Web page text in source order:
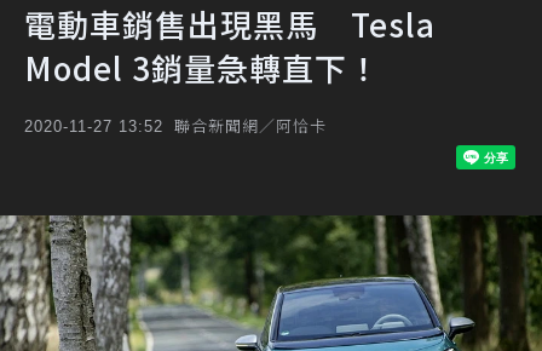
電動車銷售出現黑馬 Tesla
Model 3銷量急轉直下！
2020-11-27 13:52 聯合新聞網／阿恰卡